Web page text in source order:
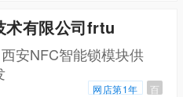
术有限公司frtu
安NFC智能锁模块供
网店第1年 百